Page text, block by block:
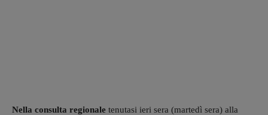
Nella consulta regionale tenutasi ieri sera (martedì sera) alla